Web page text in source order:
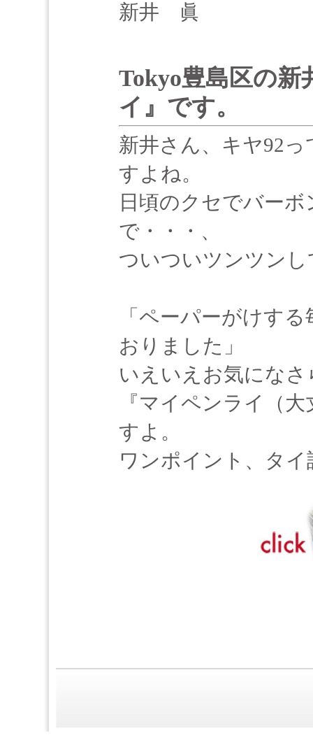
新井 眞
Tokyo豊島区の
イ』です。
新井さん、キヤ92
すよね。
日頃のクセでバー
で・・・、
ついついツンツン
「ペーパーがけす
おりました」
いえいえお気にな
『マイペンライ（
すよ。
ワンポイント、タ